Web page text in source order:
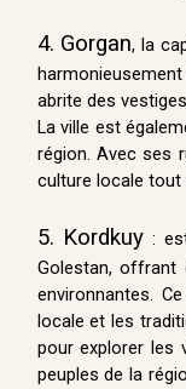
4. Gorgan, la
abrite des
La ville est
région. Avec ses
culture locale
5. Kordkuy :
Golestan, offrant
environnantes.
locale et les
pour explorer les
peuples de la